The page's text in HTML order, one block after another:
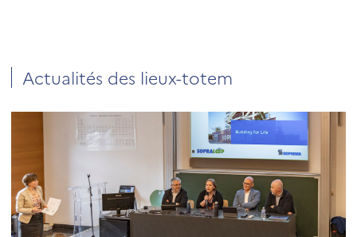
Actualités des lieux-totem